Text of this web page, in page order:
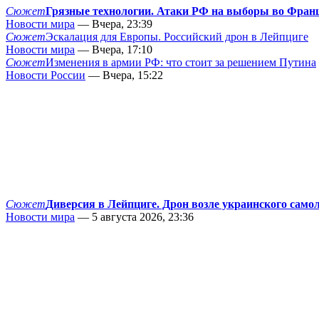
СюжетГрязные технологии. Атаки РФ на выборы во
Новости мира — Вчера, 23:39
СюжетЭскалация для Европы. Российский дрон в Лейпциге
Новости мира — Вчера, 17:10
СюжетИзменения в армии РФ: что стоит за решением Путина
Новости России — Вчера, 15:22
СюжетДиверсия в Лейпциге. Дрон возле украинского
Новости мира — 5 августа 2026, 23:36